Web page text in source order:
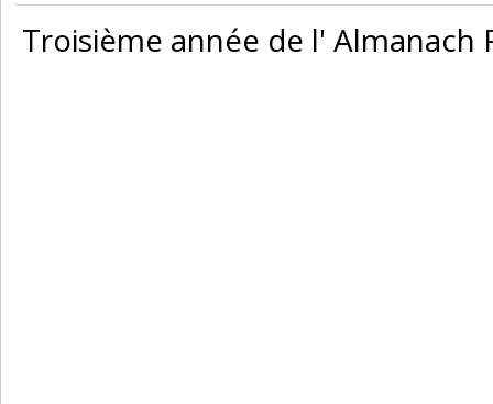
Troisième année de l' Almanach